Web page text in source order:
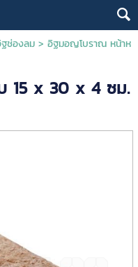
ช่องลม> อิฐมอญโบราณ หน้าห
15 x 30 x 4 ซม.